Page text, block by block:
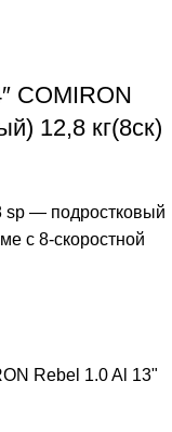
COMIRON
12,8 кг(8ск)
sp — подростковый
с 8-скоростной